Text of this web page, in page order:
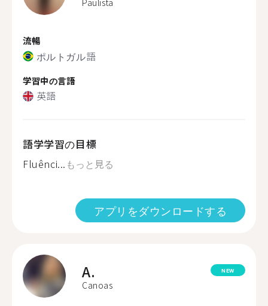
Paulista
流暢
ポルトガル語
学習中の言語
英語
語学学習の目標
Fluênci... もっと見る
アプリをダウンロードする
A.
Canoas
NEW